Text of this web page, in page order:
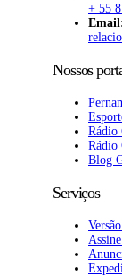
+ 55
Nossos
Rádio
Rádio
Blog
Serviços